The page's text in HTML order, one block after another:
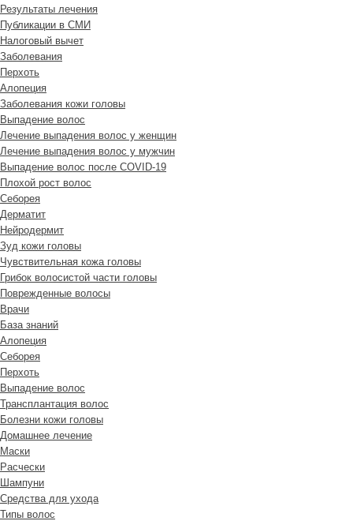
Результаты лечения
Публикации в СМИ
Налоговый вычет
Заболевания
Перхоть
Алопеция
Заболевания кожи головы
Выпадение волос
Лечение выпадения волос у женщин
Лечение выпадения волос у мужчин
Выпадение волос после COVID-19
Плохой рост волос
Cеборея
Дерматит
Нейродермит
Зуд кожи головы
Чувствительная кожа головы
Грибок волосистой части головы
Поврежденные волосы
Врачи
База знаний
Алопеция
Себорея
Перхоть
Выпадение волос
Трансплантация волос
Болезни кожи головы
Домашнее лечение
Маски
Расчески
Шампуни
Средства для ухода
Типы волос